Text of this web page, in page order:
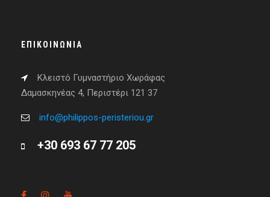
ΕΠΙΚΟΙΝΩΝΊΑ
Κλειστό Γυμναστήριο Χωράφας
Δαμασκηνέας 4, Περιστέρι 121 37
info@philippos-peristeriou.gr
+30 693 67 77 205